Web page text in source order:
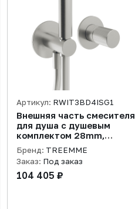
Артикул: RWIT3BD4ISG1
Внешняя часть смесителя
для душа с душевым
комплектом 28mm,
нержавеющая сталь
брашированная
Бренд: TREEMME
Заказ: Под заказ
104 405 ₽